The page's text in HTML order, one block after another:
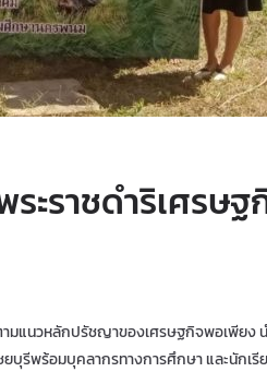
ะราชดำริเศรษ
แนวหลักปรัชญาของเศรษฐกิจพอเพียง
ยบุรีพร้อมบุคลากรทางการศึกษา และนักเ